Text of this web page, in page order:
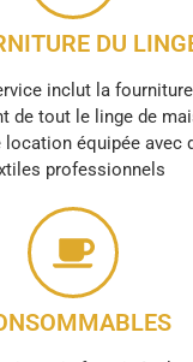
DU
inclut la
de tout le linge de
location équipée avec
professionnels